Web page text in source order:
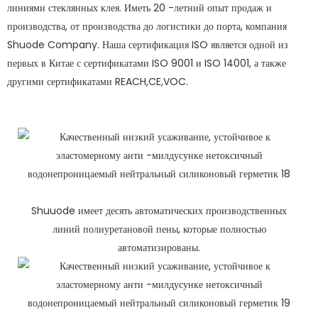
линиями стеклянных клея. Иметь 20 -летний опыт продаж и
производства, от производства до логистики до порта, компания
Shuode Company. Наша сертификация ISO является одной из
первых в Китае с сертификатами ISO 9001 и ISO 14001, а также
другими сертификатами REACH,CE,VOC.
Shuuode имеет десять автоматических производственных
линий полиуретановой пены, которые полностью
автоматизированы.